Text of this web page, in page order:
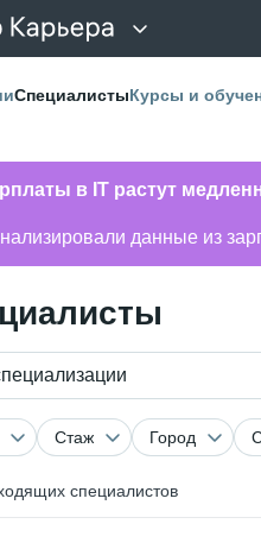
СпециалистыКурсы и
в IT растут
данные из
Стаж Город
специалистов